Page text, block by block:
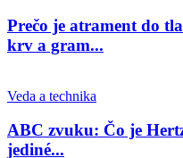
Prečo je atrament do
krv a gram...
Veda a technika
ABC zvuku: Čo je
jediné...